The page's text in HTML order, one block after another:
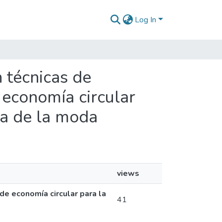
Log In
de
circular
de la moda
views
economía circular para la
41